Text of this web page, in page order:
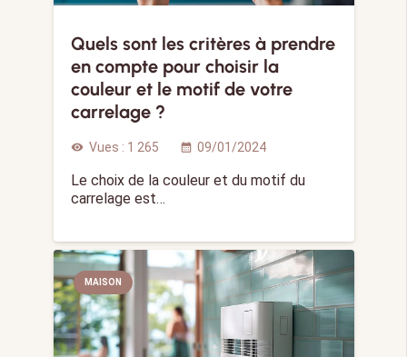
Quels sont les critères à prendre
en compte pour choisir la
couleur et le motif de votre
carrelage ?
visibility Vues : 1 265 calendar_month 09/01/2024
Le choix de la couleur et du motif du
carrelage est…
MAISON